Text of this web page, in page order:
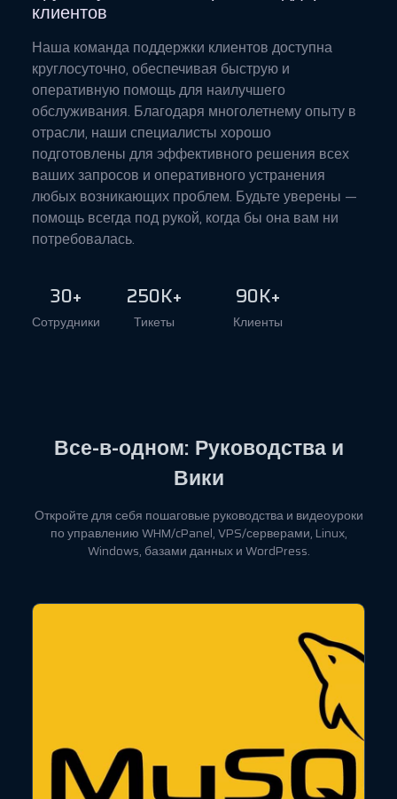
клиентов
Наша команда поддержки клиентов доступна
круглосуточно, обеспечивая быструю и
оперативную помощь для наилучшего
обслуживания. Благодаря многолетнему опыту в
отрасли, наши специалисты хорошо
подготовлены для эффективного решения всех
ваших запросов и оперативного устранения
любых возникающих проблем. Будьте уверены —
помощь всегда под рукой, когда бы она вам ни
потребовалась.
30+
Сотрудники
250K+
Тикеты
90K+
Клиенты
Все-в-одном: Руководства и
Вики
Откройте для себя пошаговые руководства и видеоуроки
по управлению WHM/cPanel, VPS/серверами, Linux,
Windows, базами данных и WordPress.